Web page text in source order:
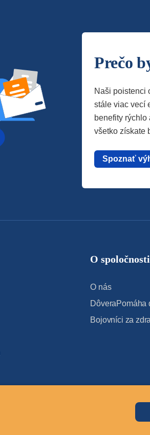
Prečo
Naši poistenci
stále viac vecí
benefity rýchlo
všetko získate
Spoznať
O spoločnosti
O nás
DôveraPomáha
Bojovníci za